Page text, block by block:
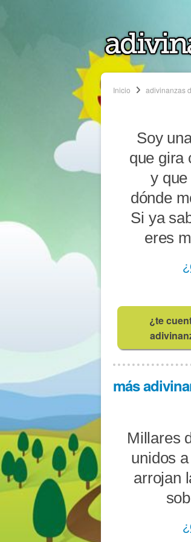
Inicio adivinanzas
Soy
que gira
y
dónde
Si ya
eres
¿te
más
Millares
unidos
arrojan